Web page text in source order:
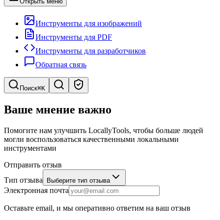
Инструменты для изображений
Инструменты для PDF
Инструменты для разработчиков
Обратная связь
Поиск⌘K
Поиск инструментов
Быстрый поиск инструментов
Ваше мнение важно
Помогите нам улучшить LocallyTools, чтобы больше людей
могли воспользоваться качественными локальными
инструментами
Отправить отзыв
Тип отзыва
Выберите тип отзыва
Электронная почта
Оставьте email, и мы оперативно ответим на ваш отзыв